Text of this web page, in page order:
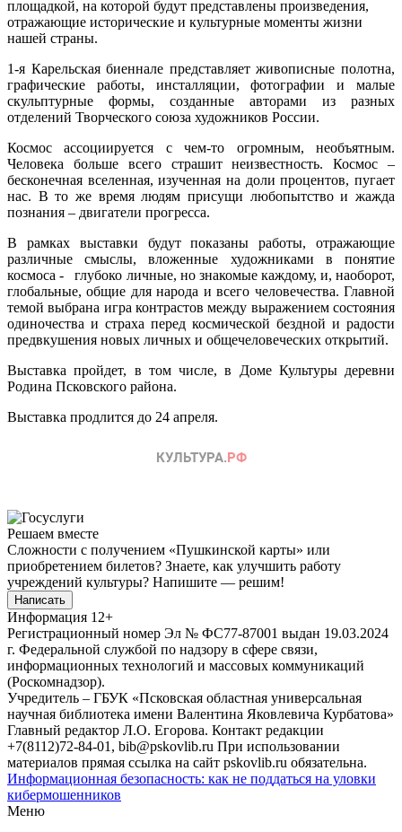
площадкой, на которой будут представлены произведения,
отражающие исторические и культурные моменты жизни
нашей страны.
1-я Карельская биеннале представляет живописные полотна,
графические работы, инсталляции, фотографии и малые
скульптурные формы, созданные авторами из разных
отделений Творческого союза художников России.
Космос ассоциируется с чем-то огромным, необъятным.
Человека больше всего страшит неизвестность. Космос –
бесконечная вселенная, изученная на доли процентов, пугает
нас. В то же время людям присущи любопытство и жажда
познания – двигатели прогресса.
В рамках выставки будут показаны работы, отражающие
различные смыслы, вложенные художниками в понятие
космоса - глубоко личные, но знакомые каждому, и, наоборот,
глобальные, общие для народа и всего человечества. Главной
темой выбрана игра контрастов между выражением состояния
одиночества и страха перед космической бездной и радости
предвкушения новых личных и общечеловеческих открытий.
Выставка пройдет, в том числе, в Доме Культуры деревни
Родина Псковского района.
Выставка продлится до 24 апреля.
Решаем вместе
Сложности с получением «Пушкинской карты» или
приобретением билетов? Знаете, как улучшить работу
учреждений культуры? Напишите — решим!
Написать
Информация 12+
Регистрационный номер Эл № ФС77-87001 выдан 19.03.2024
г. Федеральной службой по надзору в сфере связи,
информационных технологий и массовых коммуникаций
(Роскомнадзор).
Учредитель – ГБУК «Псковская областная универсальная
научная библиотека имени Валентина Яковлевича Курбатова»
Главный редактор Л.О. Егорова. Контакт редакции
+7(8112)72-84-01, bib@pskovlib.ru При использовании
материалов прямая ссылка на сайт pskovlib.ru обязательна.
Информационная безопасность: как не поддаться на уловки
кибермошенников
Меню